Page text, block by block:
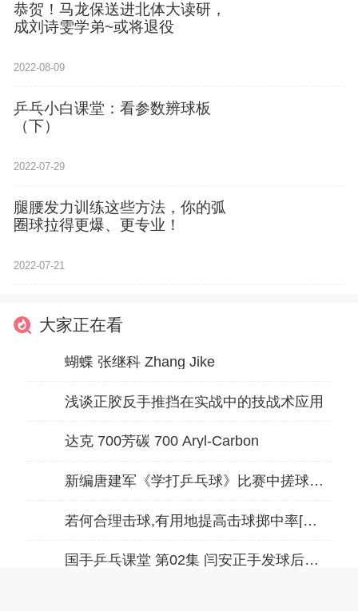
恭贺！马龙保送进北体大读研，
成刘诗雯学弟~或将退役
2022-08-09
乒乓小白课堂：看参数辨球板
（下）
2022-07-29
腿腰发力训练这些方法，你的弧
圈球拉得更爆、更专业！
2022-07-21
大家正在看
蝴蝶 张继科 Zhang Jike
浅谈正胶反手推挡在实战中的技战术应用
达克 700芳碳 700 Aryl-Carbon
新编唐建军《学打乒乓球》比赛中搓球要注意的问题
若何合理击球,有用地提高击球掷中率[乒球手艺]
国手乒乓课堂 第02集 闫安正手发球后衔接反手抢攻